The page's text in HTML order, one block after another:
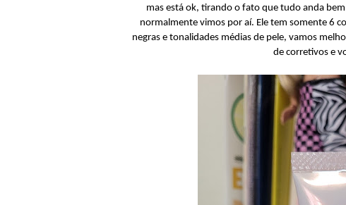
mas está ok, tirando o fato que tudo anda
normalmente vimos por aí. Ele tem somente 6
negras e tonalidades médias de pele, vamos
de corretivos e